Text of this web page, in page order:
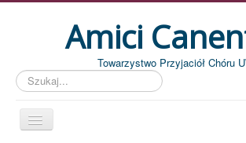
Amici
Towarzystwo Przyjaciół Chóru
Szukaj...